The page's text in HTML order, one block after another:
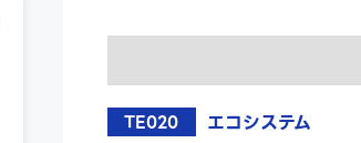
TE020 エコシステム